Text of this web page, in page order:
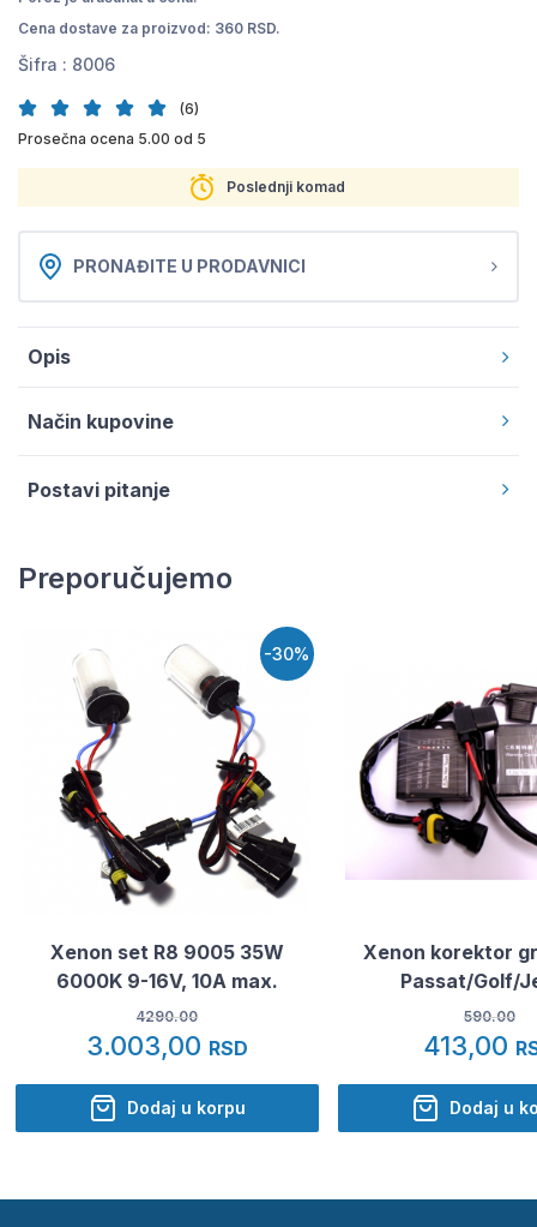
Cena dostave za proizvod: 360 RSD.
Šifra : 8006
(6)
Prosečna ocena 5.00 od 5
Poslednji komad
PRONAĐITE U PRODAVNICI
Opis
Način kupovine
Postavi pitanje
Preporučujemo
-30%
Xenon set R8 9005 35W
6000K 9-16V, 10A max.
4290.00
3.003,00 RSD
Dodaj u korpu
Xenon korektor
Passat/Golf/
590.00
413,00
Dodaj u